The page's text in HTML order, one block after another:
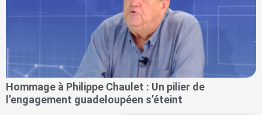
Hommage à Philippe Chaulet : Un pilier de
l’engagement guadeloupéen s’éteint